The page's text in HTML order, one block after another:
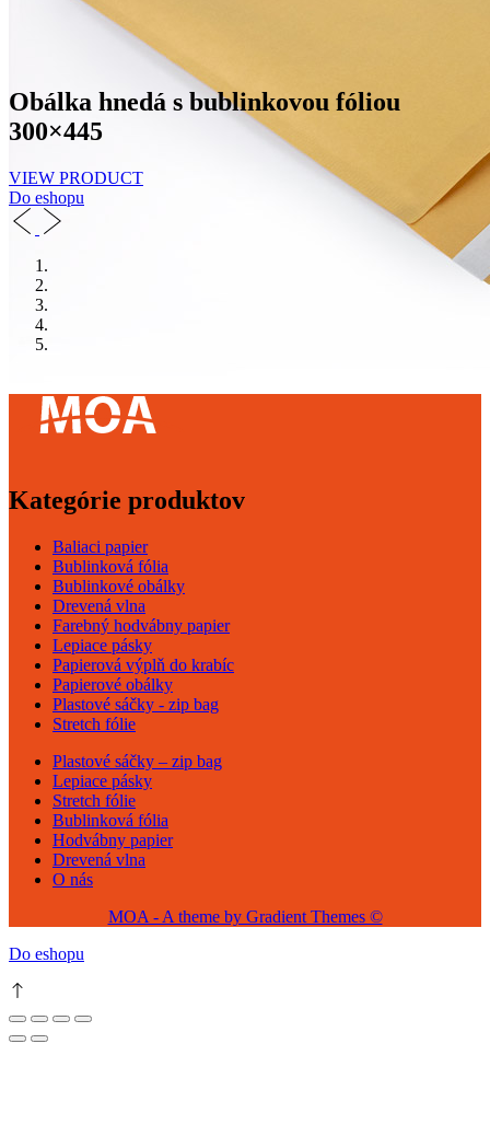
Obálka hnedá s bublinkovou fóliou
300×445
VIEW PRODUCT
Do eshopu
Kategórie produktov
Baliaci papier
Bublinková fólia
Bublinkové obálky
Drevená vlna
Farebný hodvábny papier
Lepiace pásky
Papierová výplň do krabíc
Papierové obálky
Plastové sáčky - zip bag
Stretch fólie
Plastové sáčky – zip bag
Lepiace pásky
Stretch fólie
Bublinková fólia
Hodvábny papier
Drevená vlna
O nás
MOA - A theme by Gradient Themes ©
Do eshopu